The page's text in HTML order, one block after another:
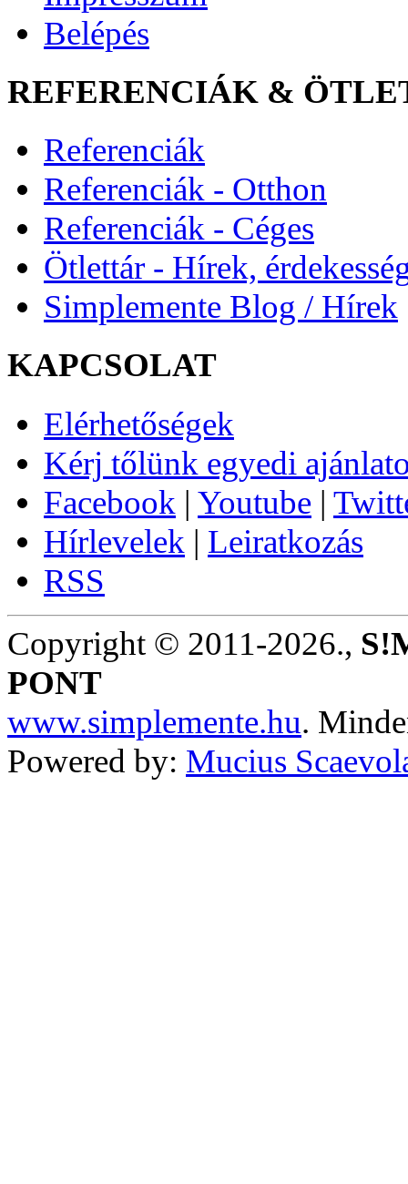
Belépés
REFERENCIÁK &
Referenciák
Referenciák - Otthon
Referenciák - Céges
Ötlettár - Hírek,
Simplemente Blog / Hírek
KAPCSOLAT
Elérhetőségek
Kérj tőlünk egyedi
Facebook | Youtube |
Hírlevelek | Leiratkozás
RSS
Copyright © 2011-2026.,
PONT
www.simplemente.hu.
Powered by: Mucius